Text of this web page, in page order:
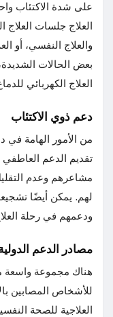
على شدة الاكتئاب
العلاج جلسات العلاج
والعلاج النفسي، أو
بعض الحالات
العلاج الكهربائي
دعم ذوي الاكتئاب
من الأمور الهامة في
تقديم الدعم العاطفي
مشاعرهم وعدم
لهم. يمكن أيضًا
ودعمهم في رحلة
مصادر الدعم
هناك مجموعة واسعة
للأشخاص المصابين
العلاجية للصحة